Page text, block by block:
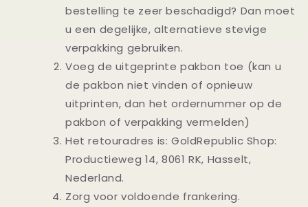
bestelling te zeer beschadigd? Dan moet
u een degelijke, alternatieve stevige
verpakking gebruiken.
Voeg de uitgeprinte pakbon toe (kan u
de pakbon niet vinden of opnieuw
uitprinten, dan het ordernummer op de
pakbon of verpakking vermelden)
Het retouradres is: GoldRepublic Shop:
Productieweg 14, 8061 RK, Hasselt,
Nederland.
Zorg voor voldoende frankering.